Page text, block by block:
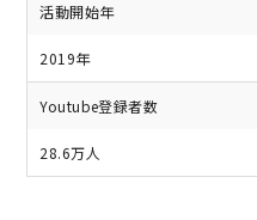
活動開始年
2019年
Youtube登録者数
28.6万人